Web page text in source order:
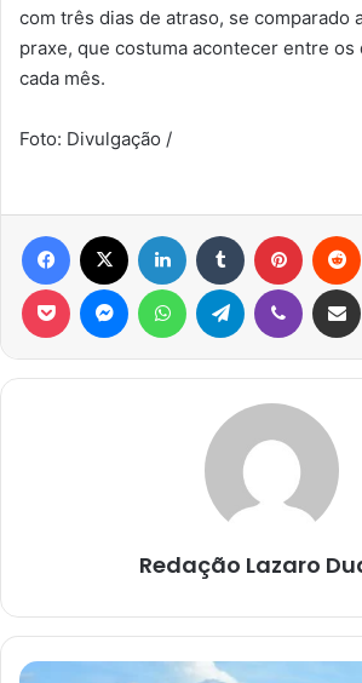
com três dias de atraso, se comparado
praxe, que costuma acontecer entre os
cada mês.
Foto: Divulgação /
Facebook Linkedin Tumblr Pinterest
Pocket MessengerWhatsAppTelegram Viber
Redação Lazaro
FEIRA